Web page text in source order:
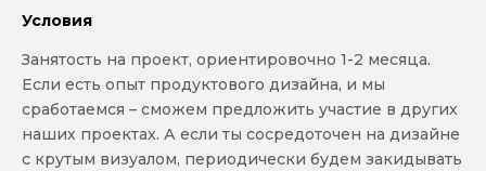
Условия
Занятость на проект, ориентировочно 1-2 месяца.
Если есть опыт продуктового дизайна, и мы
сработаемся – сможем предложить участие в других
наших проектах. А если ты сосредоточен на дизайне
с крутым визуалом, периодически будем закидывать